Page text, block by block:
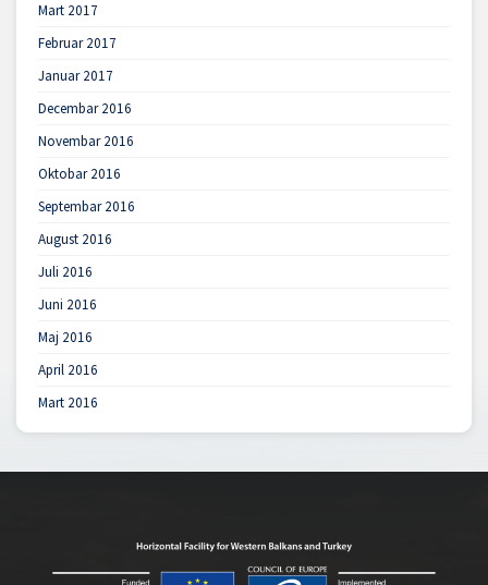
Mart 2017
Februar 2017
Januar 2017
Decembar 2016
Novembar 2016
Oktobar 2016
Septembar 2016
August 2016
Juli 2016
Juni 2016
Maj 2016
April 2016
Mart 2016